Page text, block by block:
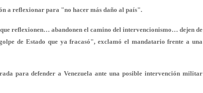
a reflexionar para "no hacer más daño al país".
reflexionen… abandonen el camino del intervencionismo… dejen de
de Estado que ya fracasó", exclamó el mandatario frente a una
para defender a Venezuela ante una posible intervención militar